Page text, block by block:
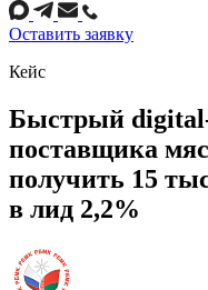
Оставить заявку
Кейс
Быстрый
поставщика
получить 15
в лид 2,2%